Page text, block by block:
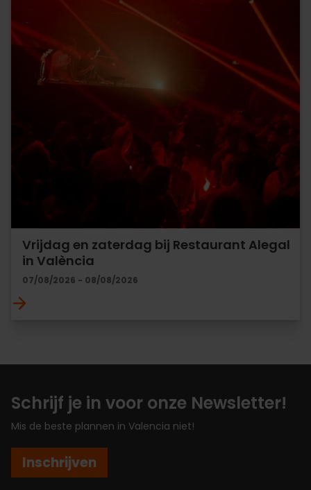
Vrijdag en zaterdag bij Restaurant Alegal
in València
07/08/2026 - 08/08/2026
Schrijf je in voor onze Newsletter!
Mis de beste plannen in Valencia niet!
Inschrijven